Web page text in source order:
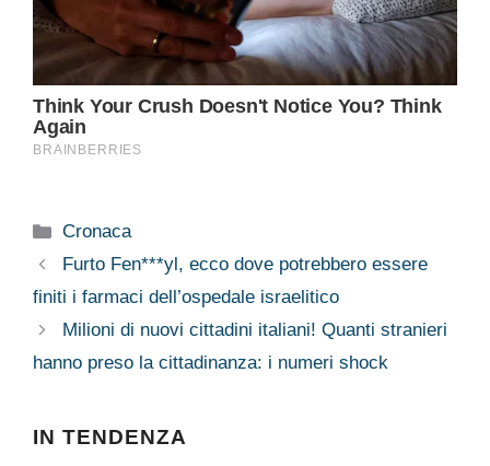
Categorie
Cronaca
Furto Fen***yl, ecco dove potrebbero essere
finiti i farmaci dell’ospedale israelitico
Milioni di nuovi cittadini italiani! Quanti stranieri
hanno preso la cittadinanza: i numeri shock
IN TENDENZA